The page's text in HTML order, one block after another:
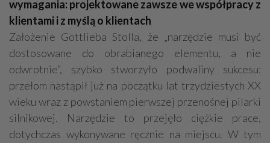
wymagania: projektowane zawsze we współpracy z
klientami i z myślą o klientach
Założenie Gottlieba Stolla, że „narzędzie musi być
dostosowane do obrabianego elementu, a nie
odwrotnie”, szybko stworzyło podwaliny sukcesu:
przełom nastąpił już na początku lat trzydziestych XX
wieku wraz z powstaniem pierwszej przenośnej pilarki
silnikowej. Narzędzie to przejęło ciężkie prace,
dotychczas wykonywane ręcznie na miejscu. W tym